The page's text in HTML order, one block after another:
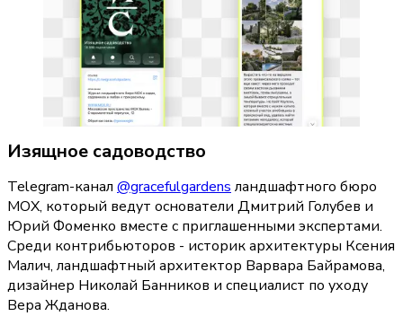
Изящное садоводство
Telegram-канал @gracefulgardens ландшафтного бюро
МОХ, который ведут основатели Дмитрий Голубев и
Юрий Фоменко вместе с приглашенными экспертами.
Среди контрибьюторов - историк архитектуры Ксения
Малич, ландшафтный архитектор Варвара Байрамова,
дизайнер Николай Банников и специалист по уходу
Вера Жданова.